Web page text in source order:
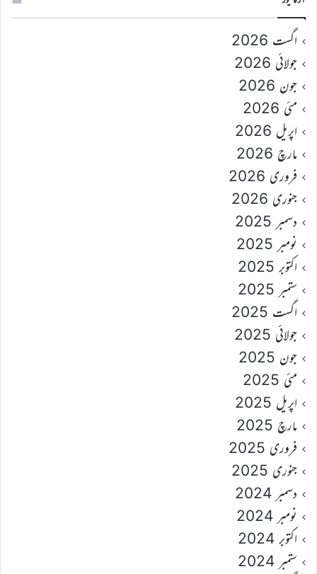
اگست 2026
جولائی 2026
جون 2026
مئی 2026
اپریل 2026
مارچ 2026
فروری 2026
جنوری 2026
دسمبر 2025
نومبر 2025
اکتوبر 2025
ستمبر 2025
اگست 2025
جولائی 2025
جون 2025
مئی 2025
اپریل 2025
مارچ 2025
فروری 2025
جنوری 2025
دسمبر 2024
نومبر 2024
اکتوبر 2024
ستمبر 2024